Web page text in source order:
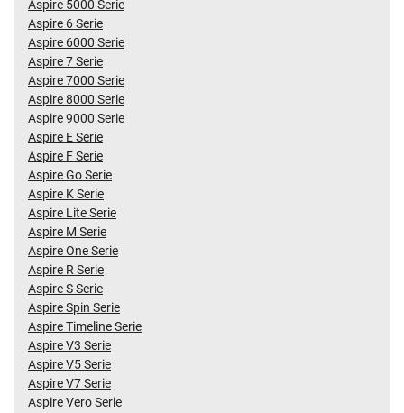
Aspire 5000 Serie
Aspire 6 Serie
Aspire 6000 Serie
Aspire 7 Serie
Aspire 7000 Serie
Aspire 8000 Serie
Aspire 9000 Serie
Aspire E Serie
Aspire F Serie
Aspire Go Serie
Aspire K Serie
Aspire Lite Serie
Aspire M Serie
Aspire One Serie
Aspire R Serie
Aspire S Serie
Aspire Spin Serie
Aspire Timeline Serie
Aspire V3 Serie
Aspire V5 Serie
Aspire V7 Serie
Aspire Vero Serie